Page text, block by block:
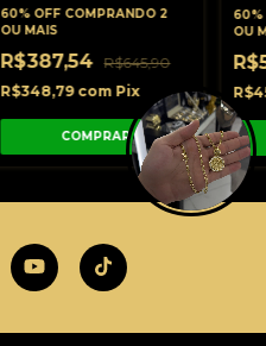
2,5cmx2cm - C0006/PG121
60% OFF COMPRANDO 2
OU MAIS
R$387,54 R$645,90
R$348,79 com Pix
60%
OU